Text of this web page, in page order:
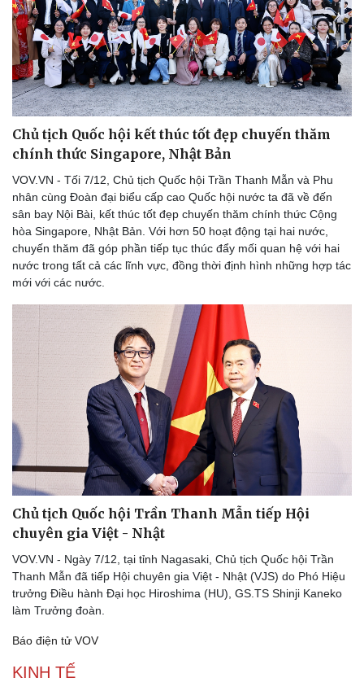
Sức khỏe
Dinh dưỡng - món ngon
Cây thuốc
Nhi khoa
Nam khoa
Làm đẹp - giảm cân
Phòng mạch online
Ăn sạch sống khỏe
Đời sống
Nhà đẹp
Blog
Chủ tịch Quốc hội kết thúc tốt đẹp chuyến thăm
chính thức Singapore, Nhật Bản
VOV.VN - Tối 7/12, Chủ tịch Quốc hội Trần Thanh Mẫn và Phu
nhân cùng Đoàn đại biểu cấp cao Quốc hội nước ta đã về đến
sân bay Nội Bài, kết thúc tốt đẹp chuyến thăm chính thức Cộng
hòa Singapore, Nhật Bản. Với hơn 50 hoạt động tại hai nước,
chuyến thăm đã góp phần tiếp tục thúc đẩy mối quan hệ với hai
nước trong tất cả các lĩnh vực, đồng thời định hình những hợp tác
mới với các nước.
Chủ tịch Quốc hội Trần Thanh Mẫn tiếp Hội
chuyên gia Việt - Nhật
VOV.VN - Ngày 7/12, tại tỉnh Nagasaki, Chủ tịch Quốc hội Trần
Thanh Mẫn đã tiếp Hội chuyên gia Việt - Nhật (VJS) do Phó Hiệu
trưởng Điều hành Đại học Hiroshima (HU), GS.TS Shinji Kaneko
làm Trưởng đoàn.
Báo điện tử VOV
KINH TẾ